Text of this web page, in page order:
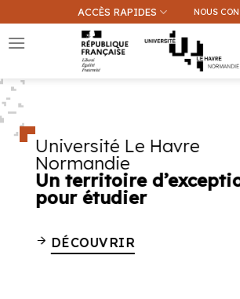
au
contenu
ACCÈS RAPIDES NOUS
Une information sur ce
Une formation
Université Le Havre
Normandie
Un territoire
pour étudier
DÉCOUVRIR